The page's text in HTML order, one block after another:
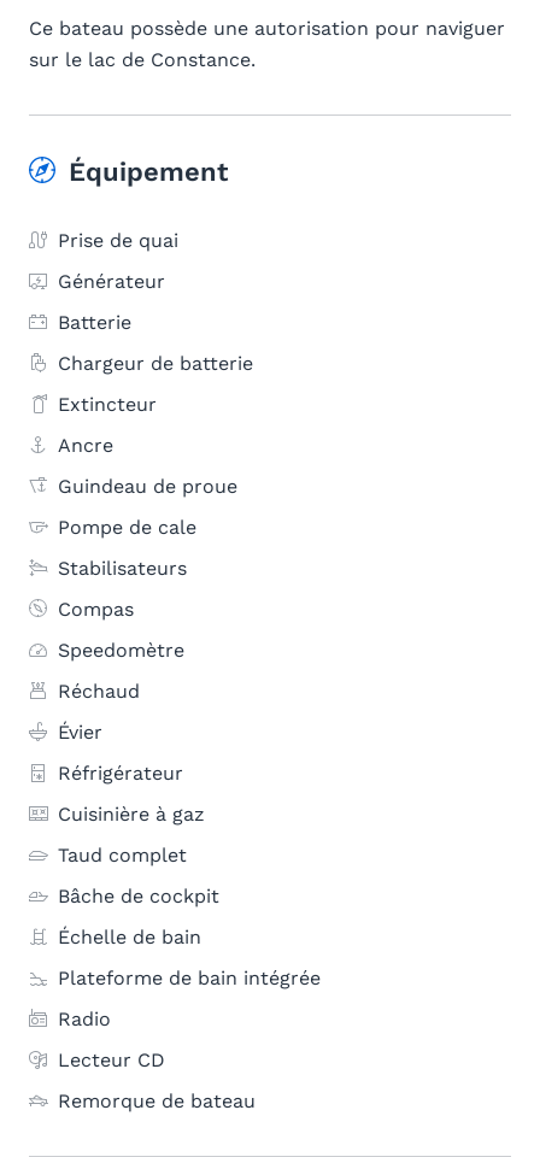
Ce bateau possède une autorisation pour naviguer
sur le lac de Constance.
Équipement
Prise de quai
Générateur
Batterie
Chargeur de batterie
Extincteur
Ancre
Guindeau de proue
Pompe de cale
Stabilisateurs
Compas
Speedomètre
Réchaud
Évier
Réfrigérateur
Cuisinière à gaz
Taud complet
Bâche de cockpit
Échelle de bain
Plateforme de bain intégrée
Radio
Lecteur CD
Remorque de bateau